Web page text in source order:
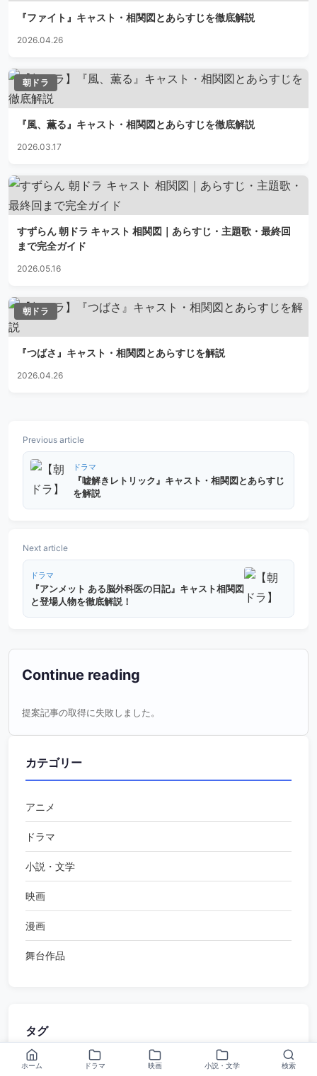
『ファイト』キャスト・相関図とあらすじを徹底解説
2026.04.26
朝ドラ
『風、薫る』キャスト・相関図とあらすじを徹底解説
2026.03.17
すずらん 朝ドラ キャスト 相関図｜あらすじ・主題歌・最終回
まで完全ガイド
2026.05.16
朝ドラ
『つばさ』キャスト・相関図とあらすじを解説
2026.04.26
Previous article
ドラマ
『嘘解きレトリック』キャスト・相関図とあらすじ
を解説
Next article
ドラマ
『アンメット ある脳外科医の日記』キャスト相関図
と登場人物を徹底解説！
Continue reading
提案記事の取得に失敗しました。
カテゴリー
アニメ
ドラマ
小説・文学
映画
漫画
舞台作品
タグ
ホーム ドラマ 映画 小説・文学 検索